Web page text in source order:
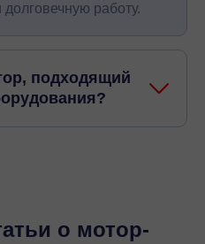
работу.
подходящий
о мотор-